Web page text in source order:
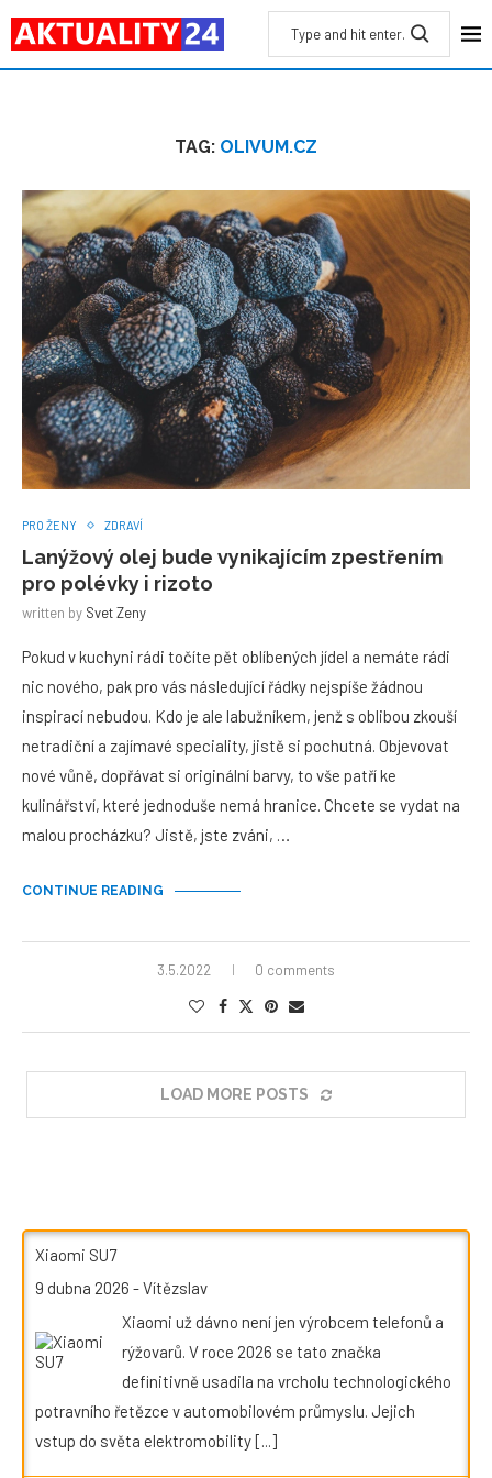
TAG: OLIVUM.CZ
PRO ŽENY ZDRAVÍ
Lanýžový olej bude vynikajícím zpestřením
pro polévky i rizoto
written by Svet Zeny
Pokud v kuchyni rádi točíte pět oblíbených jídel a nemáte rádi
nic nového, pak pro vás následující řádky nejspíše žádnou
inspirací nebudou. Kdo je ale labužníkem, jenž s oblibou zkouší
netradiční a zajímavé speciality, jistě si pochutná. Objevovat
nové vůně, dopřávat si originální barvy, to vše patří ke
kulinářství, které jednoduše nemá hranice. Chcete se vydat na
malou procházku? Jistě, jste zváni, …
CONTINUE READING
3.5.2022 0 comments
LOAD MORE POSTS
Xiaomi SU7
9 dubna 2026 -Vítězslav
Xiaomi už dávno není jen výrobcem telefonů a
rýžovarů. V roce 2026 se tato značka
definitivně usadila na vrcholu technologického
potravního řetězce v automobilovém průmyslu. Jejich
vstup do světa elektromobility[...]